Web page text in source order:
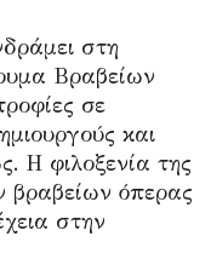
στη
Βραβείων
σε
και
Η φιλοξενία της
βραβείων όπερας
στην